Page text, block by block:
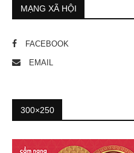
MẠNG XÃ HỘI
FACEBOOK
EMAIL
300×250